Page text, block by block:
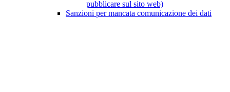
pubblicare sul sito web)
Sanzioni per mancata comunicazione dei dati